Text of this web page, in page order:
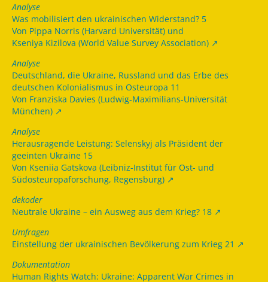
Analyse
Was mobilisiert den ukrainischen Widerstand? 5
Von Pippa Norris (Harvard Universität) und
Kseniya Kizilova (World Value Survey Association)
Analyse
Deutschland, die Ukraine, Russland und das Erbe des
deutschen Kolonialismus in Osteuropa 11
Von Franziska Davies (Ludwig-Maximilians-Universität
München)
Analyse
Herausragende Leistung: Selenskyj als Präsident der
geeinten Ukraine 15
Von Kseniia Gatskova (Leibniz-Institut für Ost- und
Südosteuropaforschung, Regensburg)
dekoder
Neutrale Ukraine – ein Ausweg aus dem Krieg? 18
Umfragen
Einstellung der ukrainischen Bevölkerung zum Krieg 21
Dokumentation
Human Rights Watch: Ukraine: Apparent War Crimes in